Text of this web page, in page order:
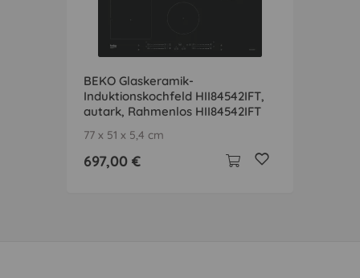
BEKO Glaskeramik-
Induktionskochfeld HII84542IFT,
autark, Rahmenlos HII84542IFT
77 x 51 x 5,4 cm
697,00 €